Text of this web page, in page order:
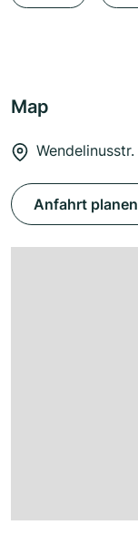
Map
Anfahrt planen